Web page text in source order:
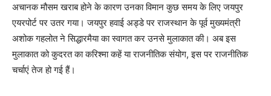
अचानक मौसम खराब होने के कारण उनका विमान कुछ समय के लिए जयपुर
एयरपोर्ट पर उतर गया। जयपुर हवाई अड्डे पर राजस्थान के पूर्व मुख्यमंत्री
अशोक गहलोत ने सिद्धारमैया का स्वागत कर उनसे मुलाकात की। अब इस
मुलाकात को कुदरत का करिश्मा कहें या राजनीतिक संयोग, इस पर राजनीतिक
चर्चाएं तेज हो गई हैं।